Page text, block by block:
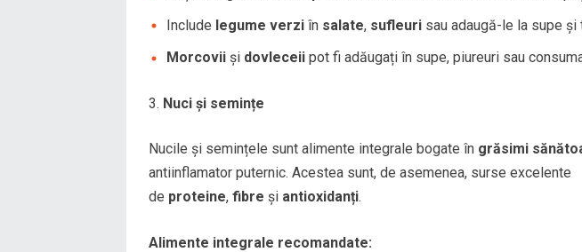
Include legume verzi în salate, sufleuri sau adaugă-le la supe și
Morcovii și dovleceii pot fi adăugați în supe, piureuri sau
Nuci și semințe
Nucile și semințele sunt alimente integrale bogate în grăsimi
antiinflamator puternic. Acestea sunt, de asemenea, surse excelente
de proteine, fibre și antioxidanți.
Alimente integrale recomandate: